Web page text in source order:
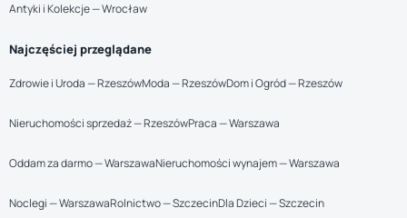
Antyki i Kolekcje — Wrocław
Najczęściej przeglądane
Zdrowie i Uroda — RzeszówModa — RzeszówDom i Ogród — Rzeszów
Nieruchomości sprzedaż — RzeszówPraca — Warszawa
Oddam za darmo — WarszawaNieruchomości wynajem — Warszawa
Noclegi — WarszawaRolnictwo — SzczecinDla Dzieci — Szczecin